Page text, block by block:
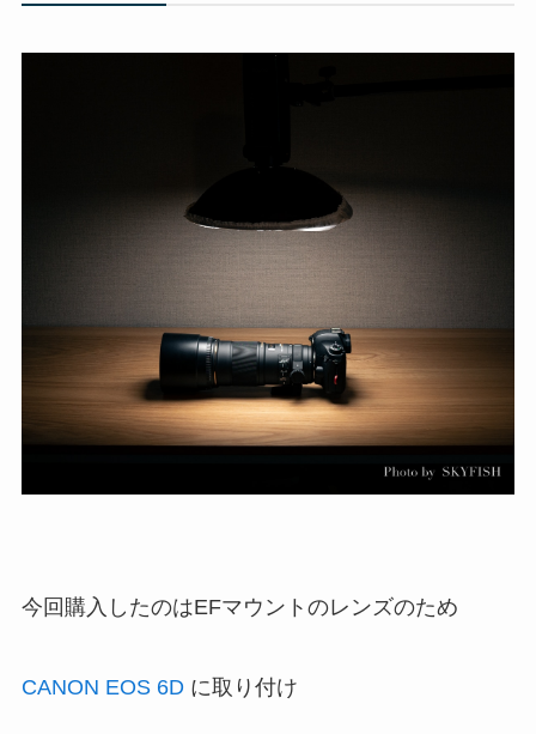
今回購入したのはEFマウントのレンズのため
CANON EOS 6Dに取り付け